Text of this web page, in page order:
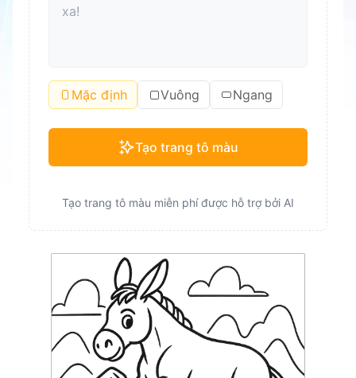
mối quan hệ cha mẹ con cái.
Mặc định Vuông Ngang
Tạo trang tô màu
Tạo trang tô màu miễn phí được hỗ trợ bởi AI